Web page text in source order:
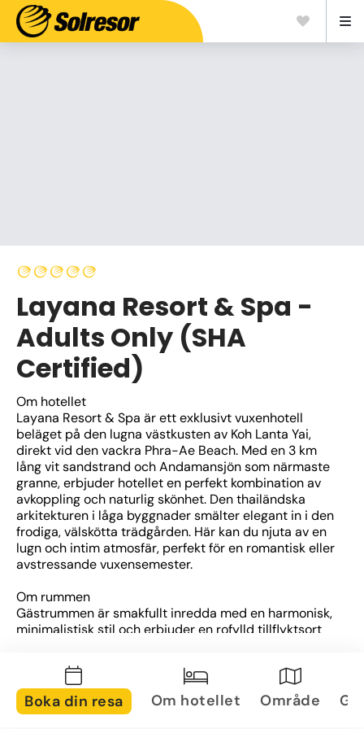
Layana Resort & Spa -
Adults Only (SHA
Certified)
Om hotellet
Layana Resort & Spa är ett exklusivt vuxenhotell
beläget på den lugna västkusten av Koh Lanta Yai,
direkt vid den vackra Phra-Ae Beach. Med en 3 km
lång vit sandstrand och Andamansjön som närmaste
granne, erbjuder hotellet en perfekt kombination av
avkoppling och naturlig skönhet. Den thailändska
arkitekturen i låga byggnader smälter elegant in i den
frodiga, välskötta trädgården. Här kan du njuta av en
lugn och intim atmosfär, perfekt för en romantisk eller
avstressande vuxensemester.
Om rummen
Gästrummen är smakfullt inredda med en harmonisk,
minimalistisk stil och erbjuder en rofylld tillflyktsort
moderna bekvämligheter och många har egen
balkong eller terrass med utsikt över trädgården eller
havet. Den lugna inredningen och den gröna
omgivningen ger en känsla av harmoni och balans,
Boka din resa Om hotellet Område